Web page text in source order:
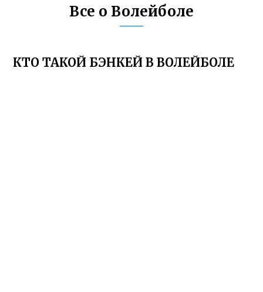
Все о Волейболе
КТО ТАКОЙ БЭНКЕЙ В ВОЛЕЙБОЛЕ